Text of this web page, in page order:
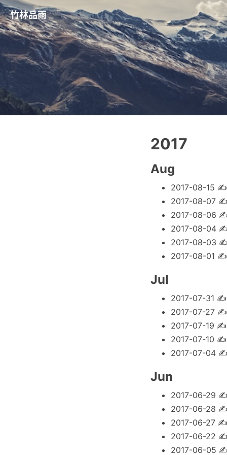
竹林品雨
2017
Aug
2017-08-15
2017-08-07
2017-08-06
2017-08-04
2017-08-03
2017-08-01
Jul
2017-07-31
2017-07-27
2017-07-19
2017-07-10
2017-07-04
Jun
2017-06-29
2017-06-28
2017-06-27
2017-06-22
2017-06-05